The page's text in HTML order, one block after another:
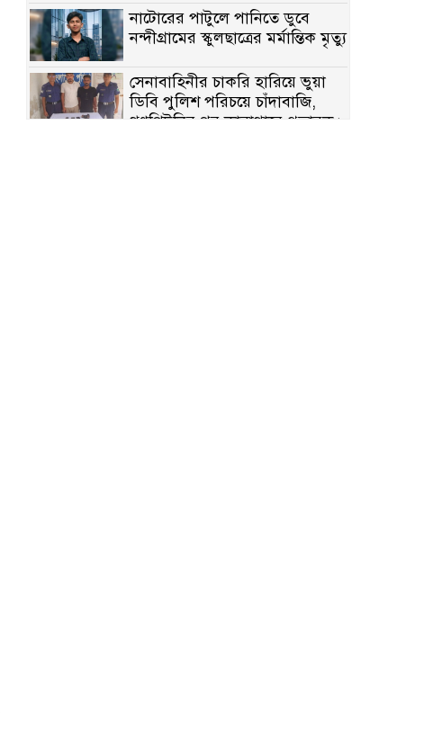
নাটোরের পাটুলে পানিতে ডুবে
নন্দীগ্রামের স্কুলছাত্রের মর্মান্তিক মৃত্যু
সেনাবাহিনীর চাকরি হারিয়ে ভুয়া
ডিবি পুলিশ পরিচয়ে চাঁদাবাজি,
গণপিটুনির পর কারাগারে প্রতারক।